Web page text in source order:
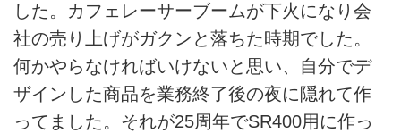
した。カフェレーサーブームが下火になり会
社の売り上げがガクンと落ちた時期でした。
何かやらなければいけないと思い、自分でデ
ザインした商品を業務終了後の夜に隠れて作
ってました。それが25周年でSR400用に作っ